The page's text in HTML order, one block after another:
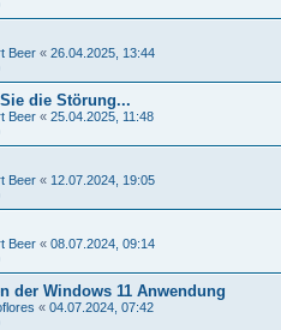
Beer « 26.04.2025, 13:44
die Störung...
Beer « 25.04.2025, 11:48
Beer « 12.07.2024, 19:05
Beer « 08.07.2024, 09:14
der Windows 11 Anwendung
« 04.07.2024, 07:42